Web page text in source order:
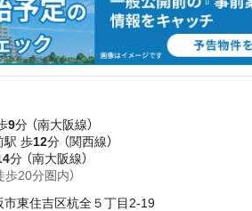
9分 （南大阪線）
駅 歩12分 （関西線）
分 （南大阪線）
歩20分圏内）
市東住吉区杭全５丁目2-19